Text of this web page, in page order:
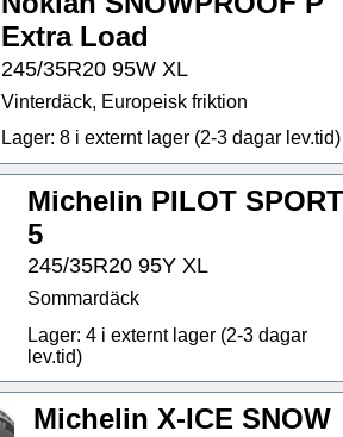
Extra Load
245/35R20 95W XL
Vinterdäck, Europeisk friktion
Lager: 8 i externt lager (2-3 dagar lev.tid)
Michelin PILOT SPORT
5
245/35R20 95Y XL
Sommardäck
Lager: 4 i externt lager (2-3 dagar
lev.tid)
Michelin X-ICE SNOW